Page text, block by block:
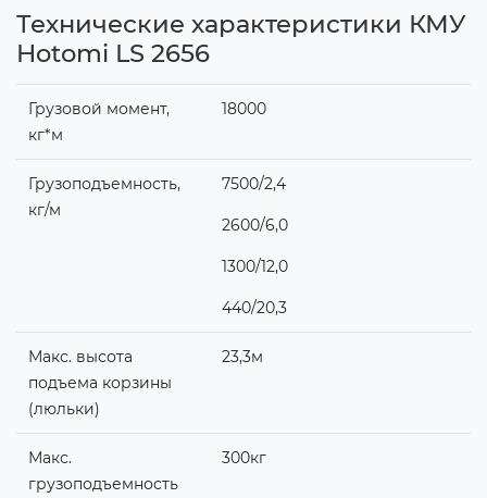
Технические характеристики КМУ
Hotomi LS 2656
Грузовой момент,
кг*м
18000
Грузоподъемность,
кг/м
7500/2,4
2600/6,0
1300/12,0
440/20,3
Макс. высота
подъема корзины
(люльки)
23,3м
Макс.
грузоподъемность
300кг